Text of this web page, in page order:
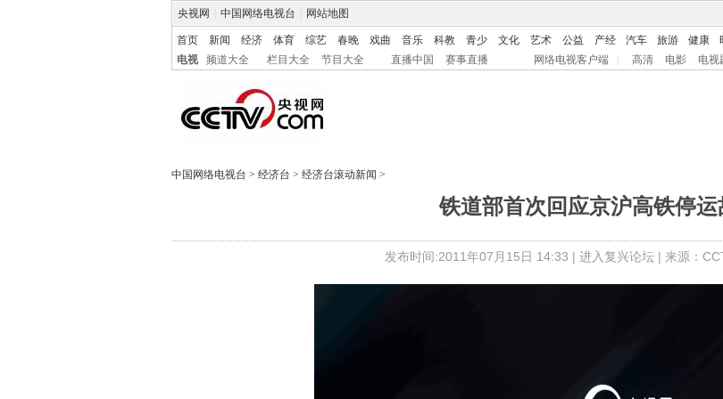
央视网 中国网络电视台 网站地图
首页 新闻 经济 体育 综艺 春晚 戏曲 音乐 科教 青少 文化 艺术 公益 产经 汽车 旅游 健康
电视
频道大全 栏目大全 节目大全 直播中国 赛事直播 网络电视客户端 高清 电影 电视
中国网络电视台 > 经济台 > 经济台滚动新闻 >
铁道部首次回应京沪高铁停运
发布时间:2011年07月15日 14:33 | 进入复兴论坛 | 来源：